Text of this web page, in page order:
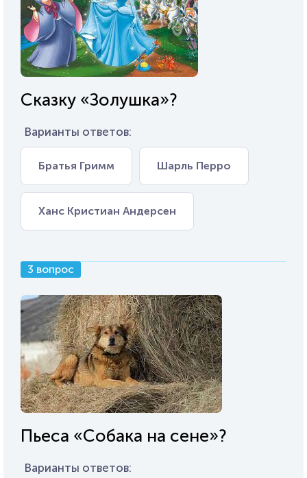
Сказку «Золушка»?
Варианты ответов:
Братья Гримм Шарль Перро
Ханс Кристиан Андерсен
3 вопрос
Пьеса «Собака на сене»?
Варианты ответов: